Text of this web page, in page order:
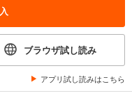
ブラウザ試し読み
アプリ試し読みはこちら